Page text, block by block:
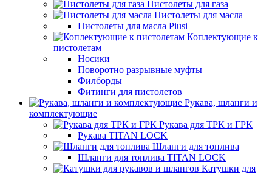
Пистолеты для газа
Пистолеты для масла
Пистолеты для масла Piusi
Коплектующие к
пистолетам
Носики
Поворотно разрывные муфты
Филборды
Фитинги для пистолетов
Рукава, шланги и
комплектующие
Рукава для ТРК и ГРК
Рукава TITAN LOCK
Шланги для топлива
Шланги для топлива TITAN LOCK
Катушки для